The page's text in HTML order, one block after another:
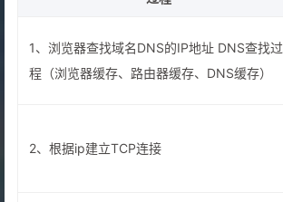
1、浏览器查找域名DNS的IP地址 DNS查找过
程（浏览器缓存、路由器缓存、DNS缓存）
2、根据ip建立TCP连接